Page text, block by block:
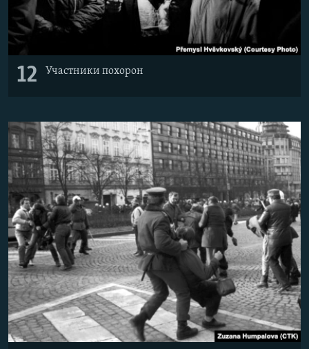
12 Участники похорон